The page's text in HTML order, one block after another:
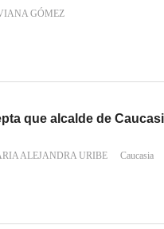
GÓMEZ
que alcalde de
ALEJANDRA URIBE Caucasia